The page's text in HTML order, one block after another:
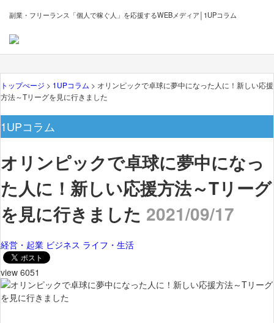
副業・フリーランス「個人で稼ぐ人」を応援するWEBメディア│1UPコラム
トップぺージ > 1UPコラム > オリンピックで卓球に夢中になった人に！新しい応援
方法～Tリーグを見に行きました
1UPコラム
オリンピックで卓球に夢中になっ
た人に！新しい応援方法～Tリーグ
を見に行きました 2021/09/17
経営・起業 ビジネス ライフ・生活
view 6051